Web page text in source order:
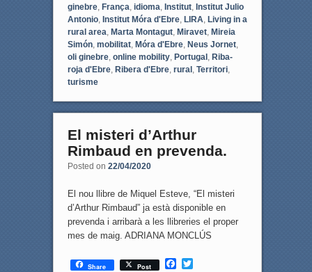
ginebre, França, idioma, Institut, Institut Julio
Antonio, Institut Móra d'Ebre, LIRA, Living in a
rural area, Marta Montagut, Miravet, Mireia
Simón, mobilitat, Móra d'Ebre, Neus Jornet,
oli ginebre, online mobility, Portugal , Riba-
roja d'Ebre, Ribera d'Ebre, rural , Territori,
turisme
El misteri d’Arthur
Rimbaud en prevenda.
Posted on 22/04/2020
El nou llibre de Miquel Esteve, “El misteri
d’Arthur Rimbaud” ja està disponible en
prevenda i arribarà a les llibreries el proper
mes de maig. ADRIANA MONCLÚS
Share Post
F
T